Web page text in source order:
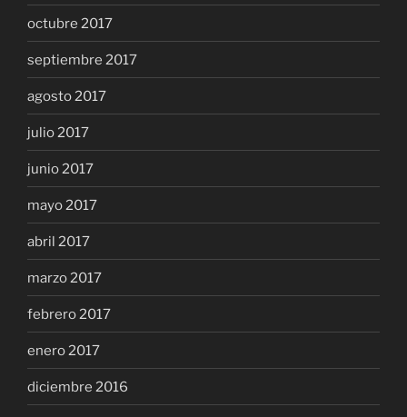
octubre 2017
septiembre 2017
agosto 2017
julio 2017
junio 2017
mayo 2017
abril 2017
marzo 2017
febrero 2017
enero 2017
diciembre 2016